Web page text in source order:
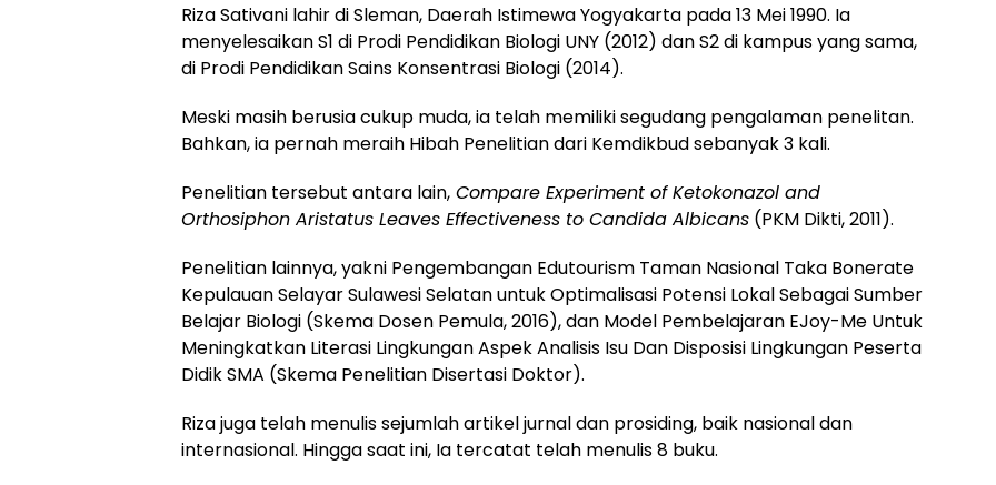
Riza Sativani lahir di Sleman, Daerah Istimewa Yogyakarta pada 13 Mei 1990. Ia
menyelesaikan S1 di Prodi Pendidikan Biologi UNY (2012) dan S2 di kampus yang sama,
di Prodi Pendidikan Sains Konsentrasi Biologi (2014).
Meski masih berusia cukup muda, ia telah memiliki segudang pengalaman penelitan.
Bahkan, ia pernah meraih Hibah Penelitian dari Kemdikbud sebanyak 3 kali.
Penelitian tersebut antara lain, Compare Experiment of Ketokonazol and
Orthosiphon Aristatus Leaves Effectiveness to Candida Albicans (PKM Dikti, 2011).
Penelitian lainnya, yakni Pengembangan Edutourism Taman Nasional Taka Bonerate
Kepulauan Selayar Sulawesi Selatan untuk Optimalisasi Potensi Lokal Sebagai Sumber
Belajar Biologi (Skema Dosen Pemula, 2016), dan Model Pembelajaran EJoy-Me Untuk
Meningkatkan Literasi Lingkungan Aspek Analisis Isu Dan Disposisi Lingkungan Peserta
Didik SMA (Skema Penelitian Disertasi Doktor).
Riza juga telah menulis sejumlah artikel jurnal dan prosiding, baik nasional dan
internasional. Hingga saat ini, Ia tercatat telah menulis 8 buku.